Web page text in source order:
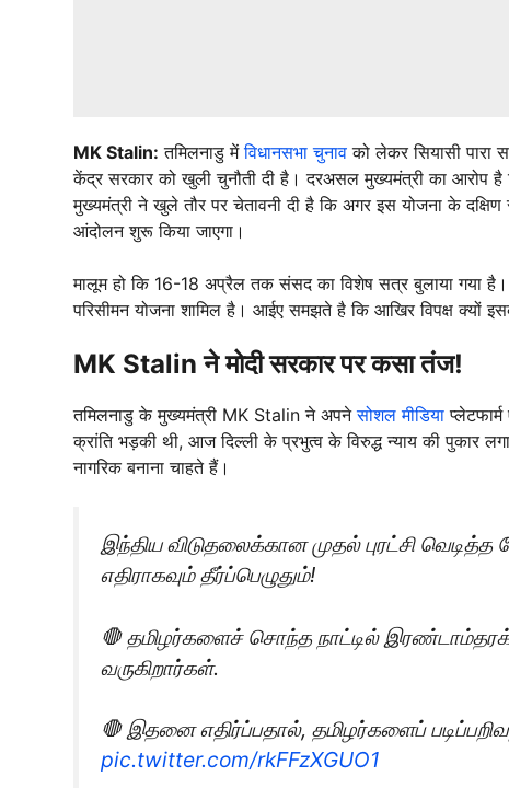
MK Stalin: तमिलनाडु मेंविधानसभा चुनाव को लेकर सियासी
केंद्र सरकार को खुली चुनौती दी है। दरअसल मुख्यमंत्री का आरोप
मुख्यमंत्री ने खुले तौर पर चेतावनी दी है कि अगर इस योजना के
आंदोलन शुरू किया जाएगा।
मालूम हो कि 16-18 अप्रैल तक संसद का विशेष सत्र बुलाया गया
परिसीमन योजना शामिल है। आईए समझते है कि आखिर विपक्ष क्यों
MK Stalin ने मोदी सरकार पर कसा तंज!
तमिलनाडु के मुख्यमंत्री MK Stalin ने अपनेसोशल मीडिया
क्रांति भड़की थी, आज दिल्ली के प्रभुत्व के विरुद्ध न्याय की पुकार
नागरिक बनाना चाहते हैं।
இந்திய விடுதலைக்கான முதல் புரட்சி
எதிராகவும் தீர்ப்பெழுதும்!
🛑 தமிழர்களைச் சொந்த நாட்டில் இரண்டாம்தரக்
வருகிறார்கள்.
🛑 இதனை எதிர்ப்பதால், தமிழர்களைப்
pic.twitter.com/rkFFzXGUO1